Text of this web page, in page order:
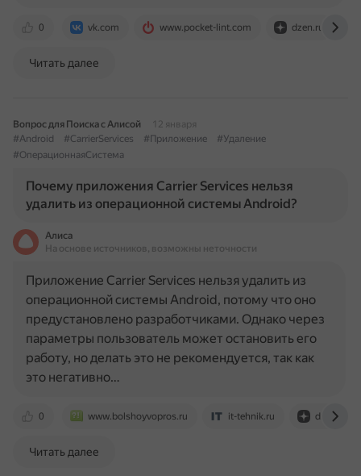
0 vk.com www.pocket-lint.com dzen.ru
Читать далее
Вопрос для Поиска с Алисой
12 января
#Android
#CarrierServices #Приложение
#Удаление
#ОперационнаяСистема
Почему приложения Carrier Services нельзя
удалить из операционной системы Android?
Алиса
На основе источников, возможны неточности
0 www.bolshoyvopros.ru it-tehnik.ru dzen.ru
Приложение Carrier Services нельзя удалить из
операционной системы Android, потому что оно
предустановлено разработчиками. Однако через
параметры пользователь может остановить его
работу, но делать это не рекомендуется, так как
это негативно…
Читать далее